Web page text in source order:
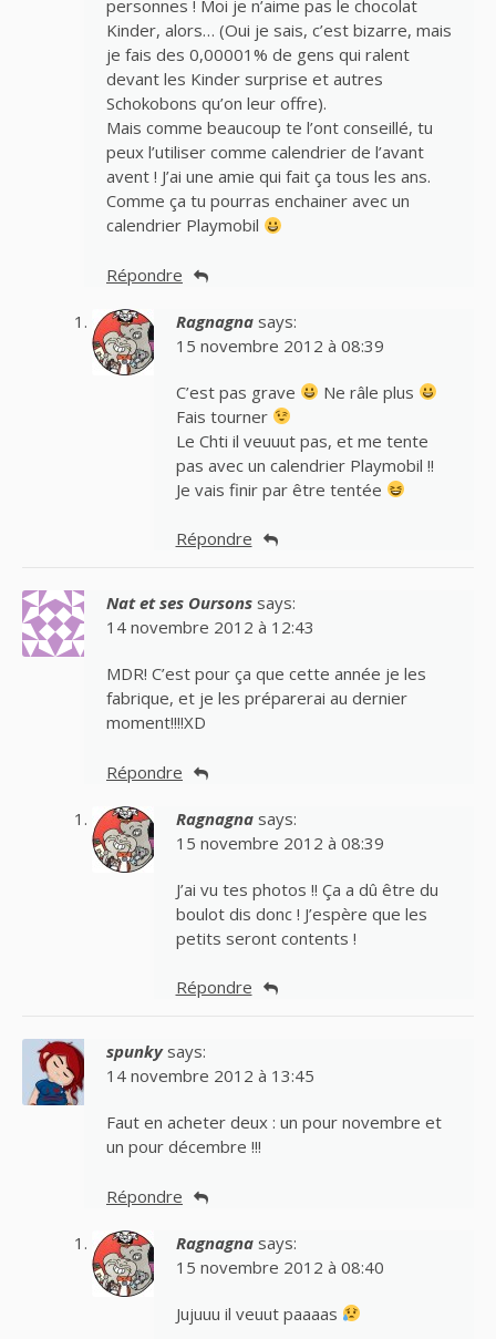
personnes ! Moi je n’aime pas le chocolat
Kinder, alors… (Oui je sais, c’est bizarre, mais
je fais des 0,00001% de gens qui ralent
devant les Kinder surprise et autres
Schokobons qu’on leur offre).
Mais comme beaucoup te l’ont conseillé, tu
peux l’utiliser comme calendrier de l’avant
avent ! J’ai une amie qui fait ça tous les ans.
Comme ça tu pourras enchainer avec un
calendrier Playmobil
Répondre
Ragnagna says:
15 novembre 2012 à 08:39
C’est pas grave
Ne râle plus
Fais tourner
Le Chti il veuuut pas, et me tente
pas avec un calendrier Playmobil !!
Je vais finir par être tentée
Répondre
Nat et ses Oursons says:
14 novembre 2012 à 12:43
MDR! C’est pour ça que cette année je les
fabrique, et je les préparerai au dernier
moment!!!!XD
Répondre
Ragnagna says:
15 novembre 2012 à 08:39
J’ai vu tes photos !! Ça a dû être du
boulot dis donc ! J’espère que les
petits seront contents !
Répondre
spunky says:
14 novembre 2012 à 13:45
Faut en acheter deux : un pour novembre et
un pour décembre !!!
Répondre
Ragnagna says:
15 novembre 2012 à 08:40
Jujuuu il veuut paaaas